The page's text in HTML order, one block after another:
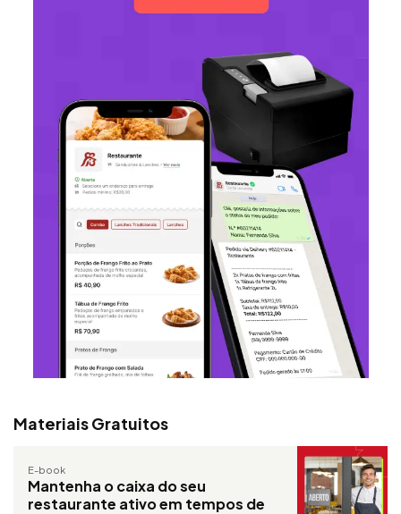
Materiais Gratuitos
E-book
Mantenha o caixa do seu
restaurante ativo em tempos de